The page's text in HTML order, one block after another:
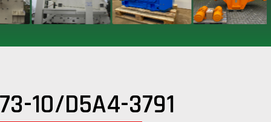
10/D5A4-3791